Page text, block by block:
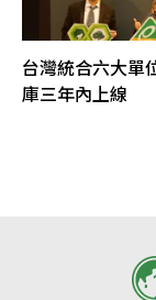
台灣統合六大單
庫三年內上線